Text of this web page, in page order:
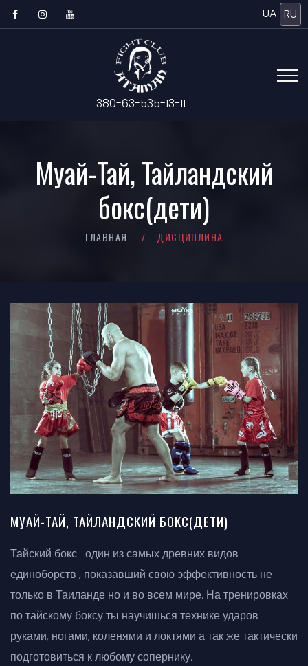
380-63-535-13-11
UA RU
Муай-Тай, Тайландский
бокс(дети)
ГЛАВНАЯ ДИСЦИПЛИНА
МУАЙ-ТАЙ, ТАЙЛАНДСКИЙ БОКС(ДЕТИ)
Тайский бокс- один из самых древних видов
единоборств , показавший свою эффективность не
только в Таиланде но и во всем мире. На тренировках
по тайскому боксу ты научишься технике ударов
руками, ногами, коленями и локтями а так же тактически
подготовиться к любому сопернику.